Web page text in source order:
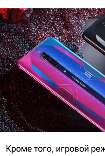
Кроме того, игровой